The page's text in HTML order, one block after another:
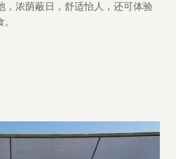
，浓荫蔽日，舒适怡人，还可体验